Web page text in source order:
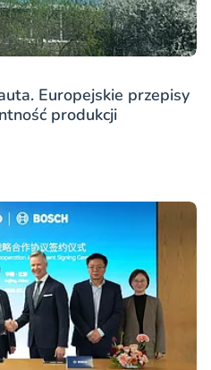
Europejskie przepisy
produkcji